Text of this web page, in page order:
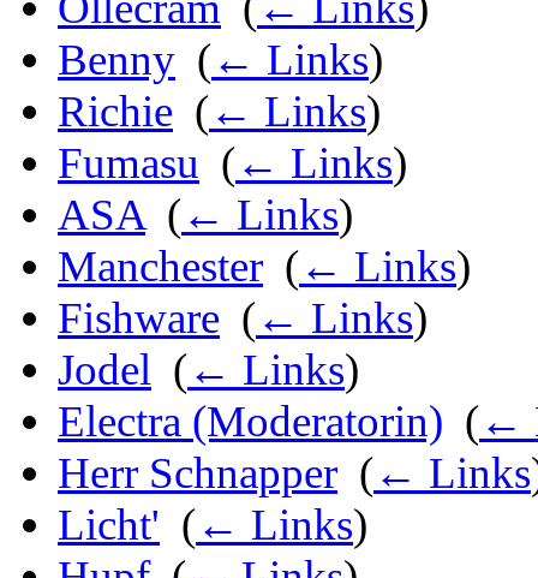
Benny (← Links)
Richie (← Links)
Fumasu (← Links)
ASA‎ (← Links)
Manchester (← Links)
Fishware (← Links)
Jodel (← Links)
Electra (Moderatorin) (←
Herr Schnapper (← Links
Licht' (← Links)